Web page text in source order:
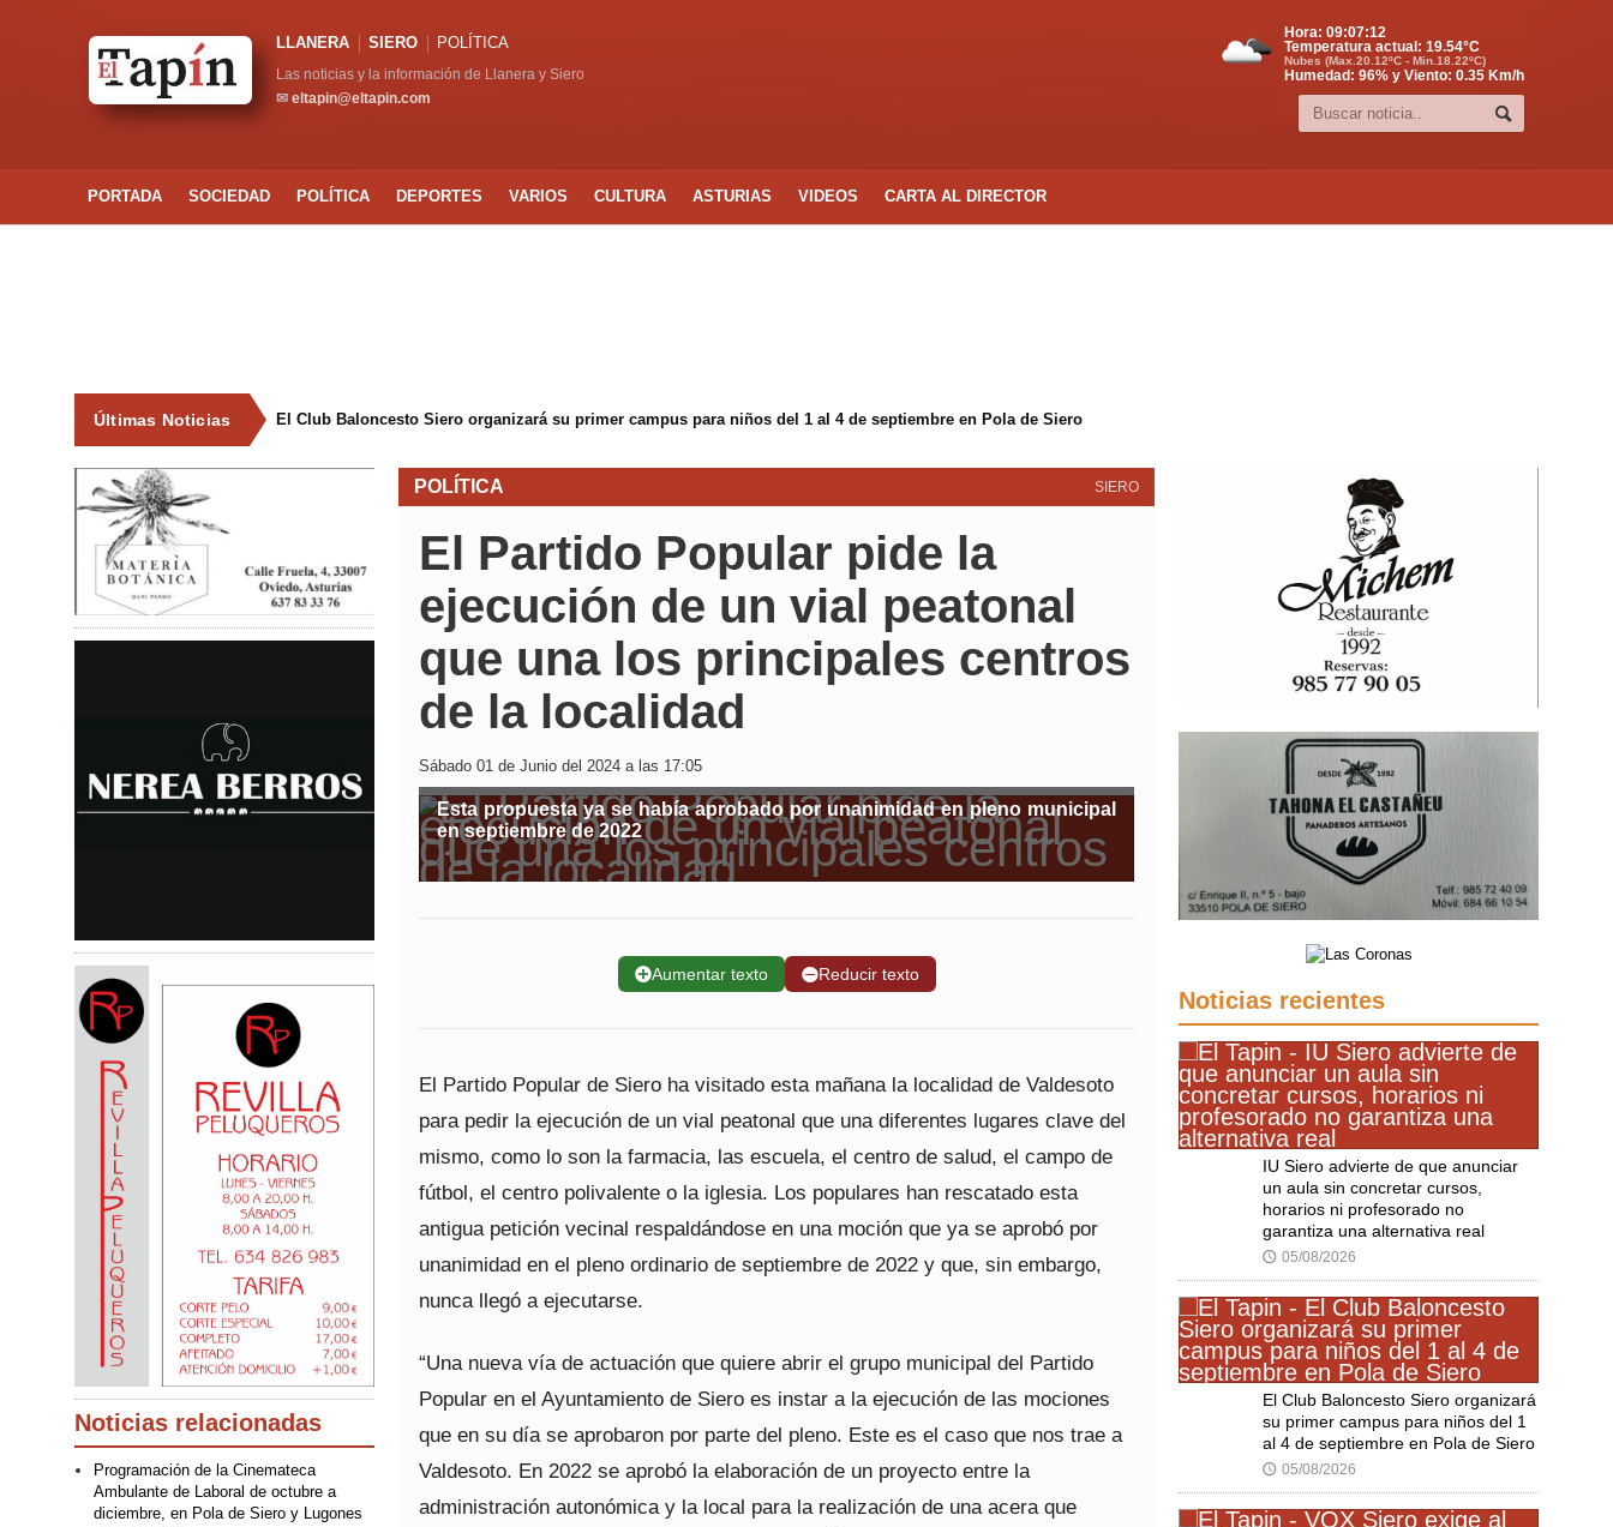
LLANERA SIERO POLÍTICA
Las noticias y la información de Llanera y Siero
✉ eltapin@eltapin.com
Hora: 09:07:12
Temperatura actual: 19.54°C
Nubes (Max.20.12ºC - Min.18.22ºC)
Humedad: 96% y Viento: 0.35 Km/h
PORTADA SOCIEDAD POLÍTICA DEPORTES VARIOS CULTURA ASTURIAS VIDEOS CARTA AL DIRECTOR
Últimas Noticias El Club Baloncesto Siero organizará su primer campus para niños del 1 al 4 de septiembre en Pola de Siero
SIERO
POLÍTICA
El Partido Popular pide la
ejecución de un vial peatonal
que una los principales centros
de la localidad
Sábado 01 de Junio del 2024 a las 17:05
Esta propuesta ya se había aprobado por unanimidad en pleno municipal
en septiembre de 2022
➕Aumentar texto ➖Reducir texto
El Partido Popular de Siero ha visitado esta mañana la localidad de Valdesoto
para pedir la ejecución de un vial peatonal que una diferentes lugares clave del
mismo, como lo son la farmacia, las escuela, el centro de salud, el campo de
fútbol, el centro polivalente o la iglesia. Los populares han rescatado esta
antigua petición vecinal respaldándose en una moción que ya se aprobó por
unanimidad en el pleno ordinario de septiembre de 2022 y que, sin embargo,
nunca llegó a ejecutarse.
“Una nueva vía de actuación que quiere abrir el grupo municipal del Partido
Popular en el Ayuntamiento de Siero es instar a la ejecución de las mociones
que en su día se aprobaron por parte del pleno. Este es el caso que nos trae a
Valdesoto. En 2022 se aprobó la elaboración de un proyecto entre la
administración autonómica y la local para la realización de una acera que
Noticias relacionadas
Programación de la Cinemateca
Ambulante de Laboral de octubre a
diciembre, en Pola de Siero y Lugones
Noticias recientes
IU Siero advierte de que anunciar
un aula sin concretar cursos,
horarios ni profesorado no
garantiza una alternativa real
🕔 05/08/2026
El Club Baloncesto Siero organizará
su primer campus para niños del 1
al 4 de septiembre en Pola de Siero
🕔 05/08/2026